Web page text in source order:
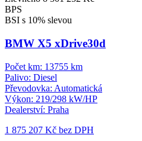
BPS
BSI s 10% slevou
BMW X5 xDrive30d
Počet km: 13755 km
Palivo: Diesel
Převodovka: Automatická
Výkon: 219/298 kW/HP
Dealerství: Praha
1 875 207 Kč bez DPH